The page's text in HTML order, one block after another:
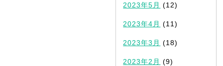
2023年5月 (12)
2023年4月 (11)
2023年3月 (18)
2023年2月 (9)